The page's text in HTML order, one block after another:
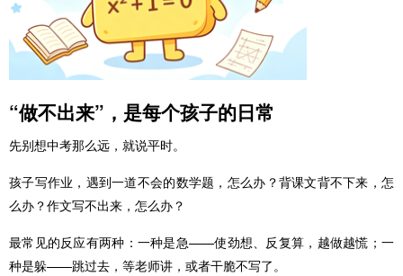
“做不出来”，是每个孩子的日常
先别想中考那么远，就说平时。
孩子写作业，遇到一道不会的数学题，怎么办？背课文背不下来，怎
么办？作文写不出来，怎么办？
最常见的反应有两种：一种是急——使劲想、反复算，越做越慌；一
种是躲——跳过去，等老师讲，或者干脆不写了。